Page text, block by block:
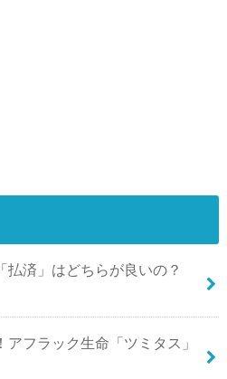
済」はどちらが良いの？
フラック生命「ツミタス」